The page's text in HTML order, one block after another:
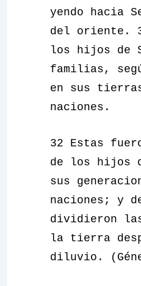
yendo hacia
del oriente.
los hijos de
familias,
en sus
naciones.
32 Estas
de los hijos
sus
naciones; y
dividieron
la tierra
diluvio.